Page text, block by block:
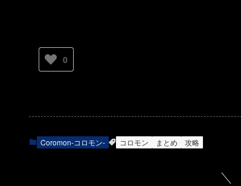
0
Coromon-コロモン- コロモン まとめ 攻略